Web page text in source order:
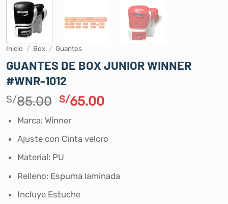
Inicio / Box / Guantes
GUANTES DE BOX JUNIOR WINNER
#WNR-1012
S/85.00 El
original
era:
S/85.00.
S/65.00El
es:
Marca: Winner
Ajuste con Cinta velcro
Material: PU
Relleno: Espuma laminada
Incluye Estuche